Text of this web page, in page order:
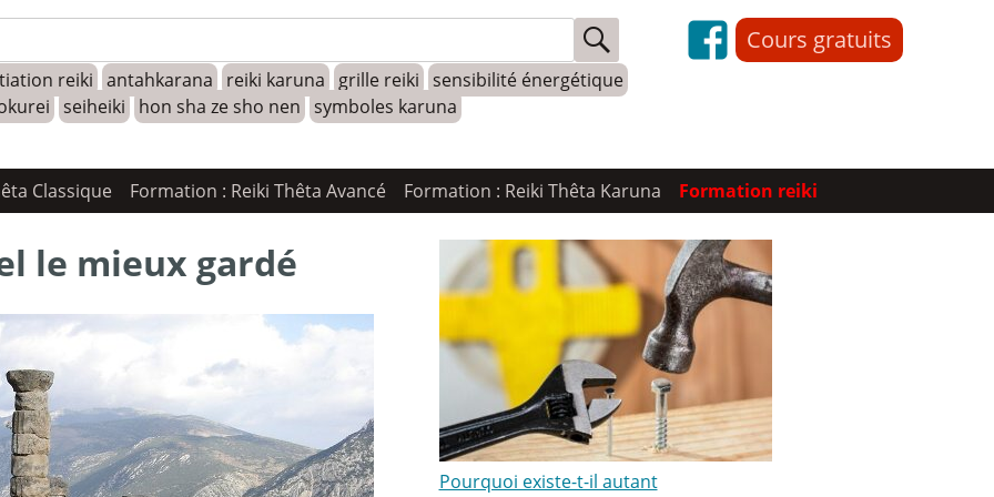
reiki antahkarana reiki karuna grille reiki sensibilité énergétique
seiheiki hon sha ze sho nen symboles karuna
Cours gratuits
Classique Formation : Reiki Thêta Avancé Formation : Reiki Thêta Karuna Formation reiki
le mieux gardé
Pourquoi existe-t-il autant